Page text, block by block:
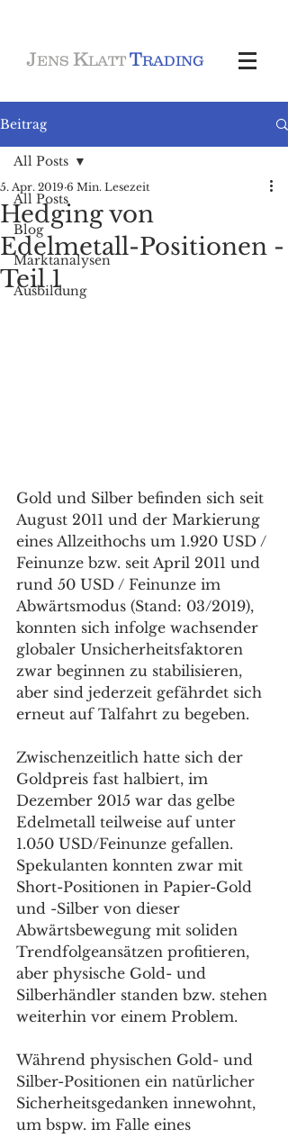
JENS KLATT TRADING
Beitrag
All Posts
Blog
Marktanalysen
Ausbildung
All Posts
Hedging von
Edelmetall-Positionen -
Teil 1
5. Apr. 2019 6 Min. Lesezeit
Gold und Silber befinden sich seit
August 2011 und der Markierung
eines Allzeithochs um 1.920 USD /
Feinunze bzw. seit April 2011 und
rund 50 USD / Feinunze im
Abwärtsmodus (Stand: 03/2019),
konnten sich infolge wachsender
globaler Unsicherheitsfaktoren
zwar beginnen zu stabilisieren,
aber sind jederzeit gefährdet sich
erneut auf Talfahrt zu begeben.
Zwischenzeitlich hatte sich der
Goldpreis fast halbiert, im
Dezember 2015 war das gelbe
Edelmetall teilweise auf unter
1.050 USD/Feinunze gefallen.
Spekulanten konnten zwar mit
Short-Positionen in Papier-Gold
und -Silber von dieser
Abwärtsbewegung mit soliden
Trendfolgeansätzen profitieren,
aber physische Gold- und
Silberhändler standen bzw. stehen
weiterhin vor einem Problem.
Während physischen Gold- und
Silber-Positionen ein natürlicher
Sicherheitsgedanken innewohnt,
um bspw. im Falle eines